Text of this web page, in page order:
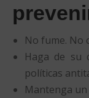
No fume. No
Haga de su
políticas
Mantenga